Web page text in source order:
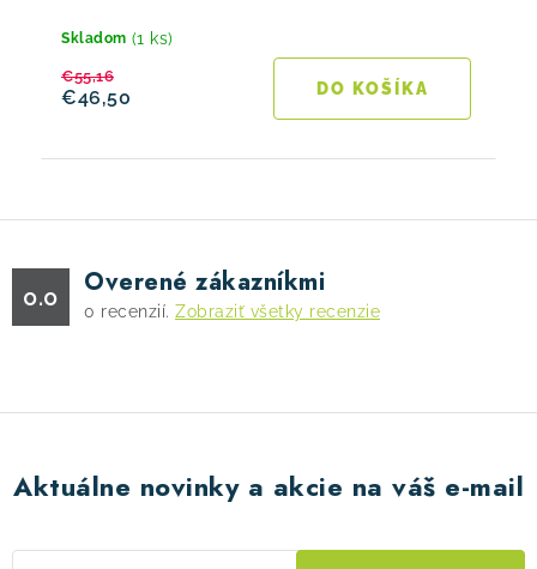
Skladom (1 ks)
€46,50
€55,16
DO KOŠÍKA
0.0 Overené zákazníkmi
0 recenzií. Zobraziť všetky recenzie
Aktuálne novinky a akcie na váš e-mail